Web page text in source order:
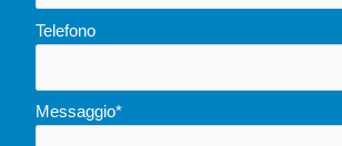
Telefono
Messaggio*